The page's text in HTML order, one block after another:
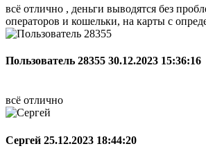
всё отлично , деньги выводятся без
операторов и кошельки, на карты с
Пользователь 28355 30.12.2023 15:36:16
всё отлично
Сергей 25.12.2023 18:44:20